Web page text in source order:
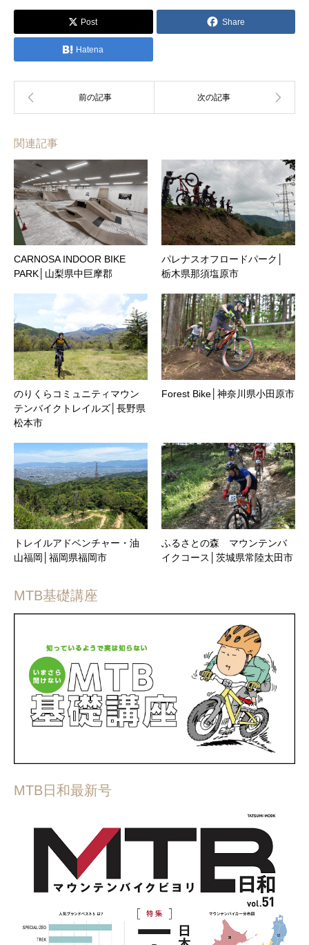
Post Share
Hatena
関連記事
CARNOSA INDOOR BIKE
PARK│山梨県中巨摩郡
パレナスオフロードパーク│
栃木県那須塩原市
のりくらコミュニティマウン
テンバイクトレイルズ│長野県
松本市
Forest Bike│神奈川県小田原市
トレイルアドベンチャー・油
山福岡│福岡県福岡市
ふるさとの森 マウンテンバ
イクコース│茨城県常陸太田市
MTB基礎講座
MTB日和最新号